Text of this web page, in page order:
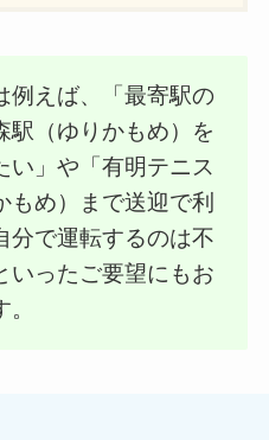
例えば、「最寄駅の
駅（ゆりかもめ）を
い」や「有明テニス
もめ）まで送迎で利
分で運転するのは不
ったご要望にもお